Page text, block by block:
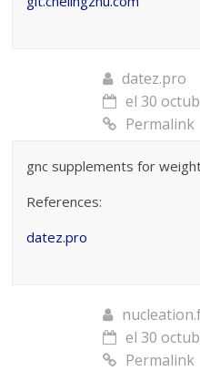
datez.pro
el 30
Permalink
gnc supplements for
References:
datez.pro
el 30
Permalink